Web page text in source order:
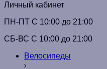
Личный кабинет
ПН-ПТ C 10:00 до 21:00
СБ-ВС С 10:00 до 21:00
Велосипеды